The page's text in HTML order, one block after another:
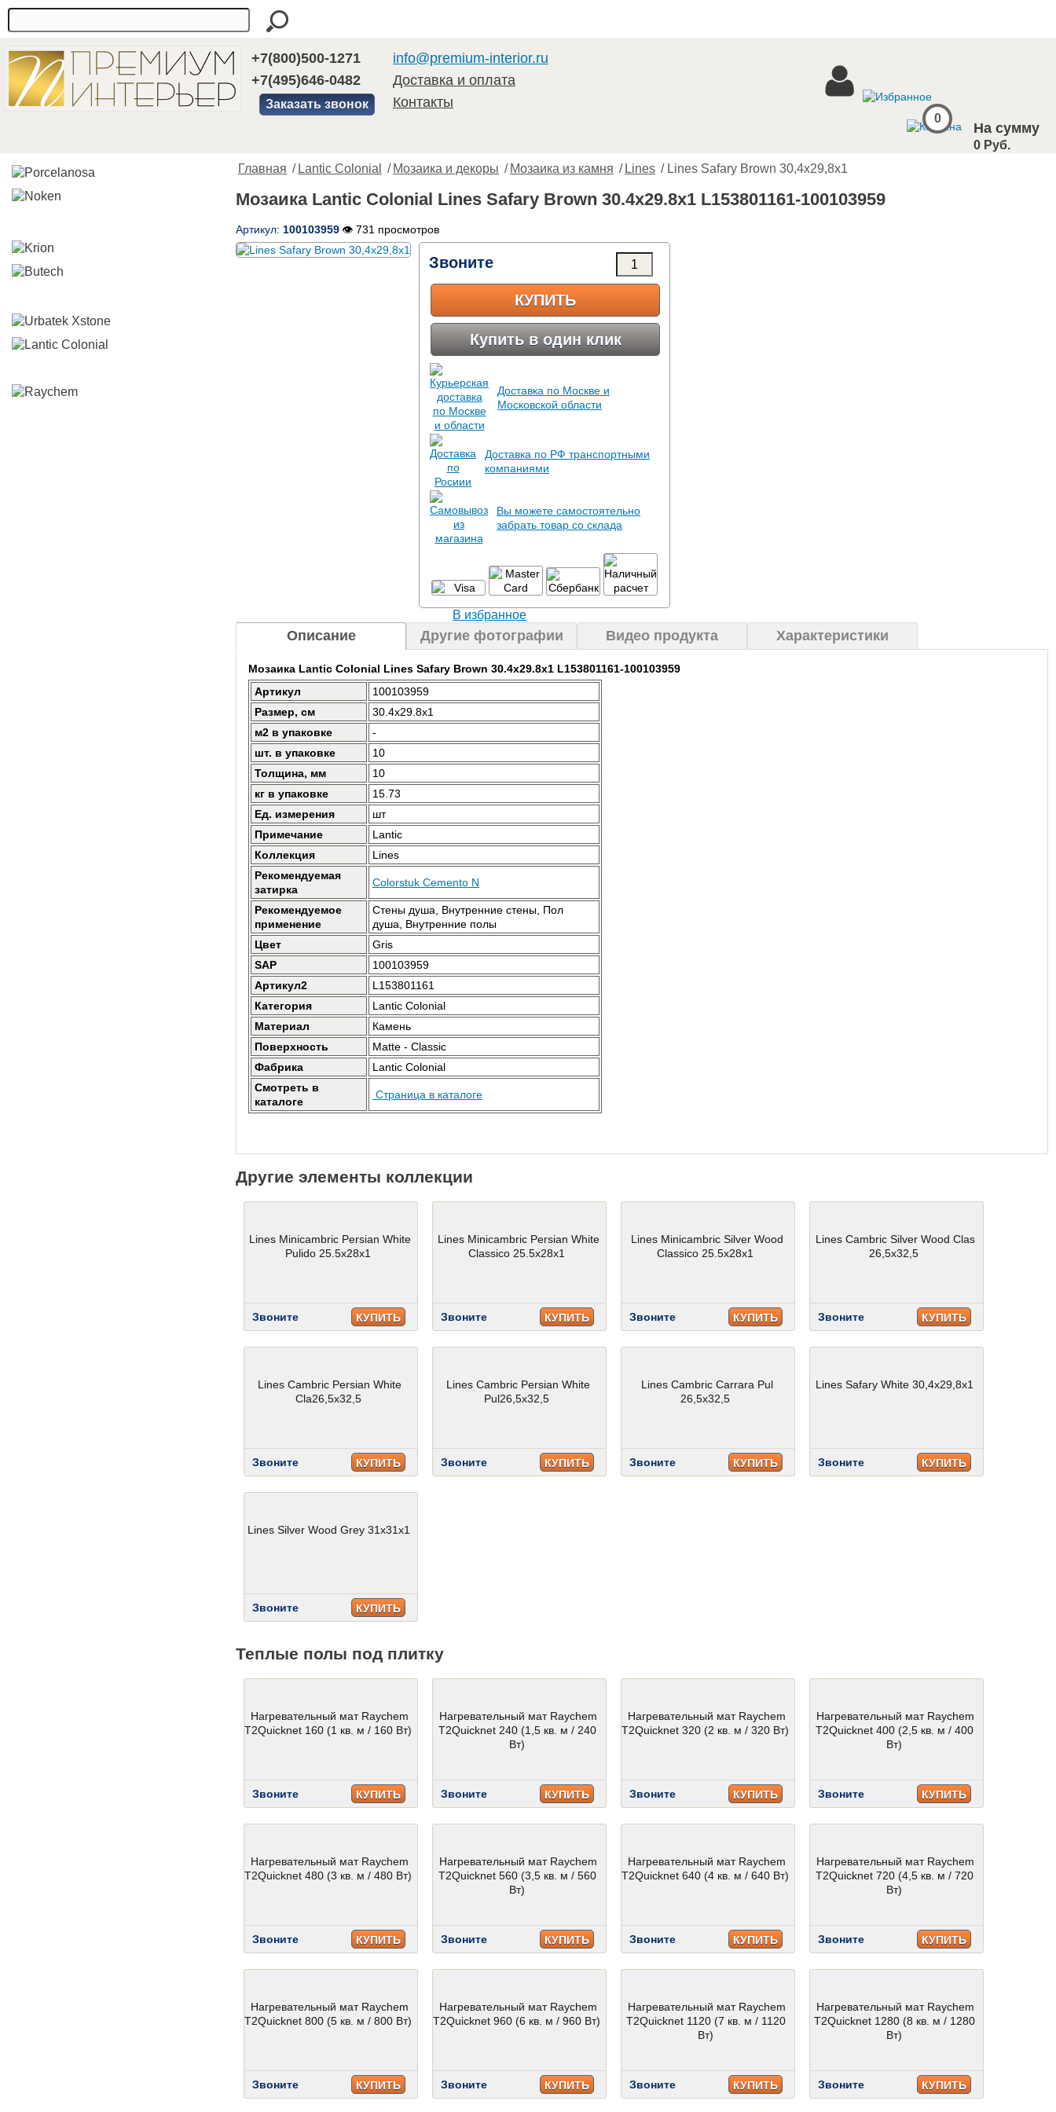
+7(800)500-1271
+7(495)646-0482
Заказать звонок
info@premium-interior.ru
Доставка и оплата
Контакты
0
На сумму
0 Руб.
Главная / Lantic Colonial / Мозаика и декоры / Мозаика из камня / Lines / Lines Safary Brown 30,4x29,8x1
Мозаика Lantic Colonial Lines Safary Brown 30.4x29.8x1 L153801161-100103959
Артикул: 100103959 👁 731 просмотров
Звоните
КУПИТЬ
Купить в один клик
Доставка по Москве и
Московской области
Доставка по РФ транспортными
компаниями
Вы можете самостоятельно
забрать товар со склада
В избранное
Описание Другие фотографии Видео продукта Характеристики
Мозаика Lantic Colonial Lines Safary Brown 30.4x29.8x1 L153801161-100103959
Артикул
100103959
Размер, см
30.4x29.8x1
м2 в упаковке
-
шт. в упаковке
10
Толщина, мм
10
кг в упаковке
15.73
Ед. измерения
шт
Примечание
Lantic
Коллекция
Lines
Рекомендуемая
затирка
Colorstuk Cemento N
Рекомендуемое
применение
Стены душа, Внутренние стены, Пол
душа, Внутренние полы
Цвет
Gris
SAP
100103959
Артикул2
L153801161
Категория
Lantic Colonial
Материал
Камень
Поверхность
Matte - Classic
Фабрика
Lantic Colonial
Смотреть в
каталоге
Страница в каталоге
Другие элементы коллекции
Lines Minicambric Persian White
Pulido 25.5x28x1
Звоните КУПИТЬ
Lines Minicambric Persian White
Classico 25.5x28x1
Звоните КУПИТЬ
Lines Minicambric Silver Wood
Classico 25.5x28x1
Звоните КУПИТЬ
Lines Cambric Silver Wood Clas
26,5x32,5
Звоните КУПИТЬ
Lines Cambric Persian White
Cla26,5x32,5
Звоните КУПИТЬ
Lines Cambric Persian White
Pul26,5x32,5
Звоните КУПИТЬ
Lines Cambric Carrara Pul
26,5x32,5
Звоните КУПИТЬ
Lines Safary White 30,4x29,8x1
Звоните КУПИТЬ
Lines Silver Wood Grey 31x31x1
Звоните КУПИТЬ
Теплые полы под плитку
Нагревательный мат Raychem
T2Quicknet 160 (1 кв. м / 160 Вт)
Звоните КУПИТЬ
Нагревательный мат Raychem
T2Quicknet 240 (1,5 кв. м / 240
Вт)
Звоните КУПИТЬ
Нагревательный мат Raychem
T2Quicknet 320 (2 кв. м / 320 Вт)
Звоните КУПИТЬ
Нагревательный мат Raychem
T2Quicknet 400 (2,5 кв. м / 400
Вт)
Звоните КУПИТЬ
Нагревательный мат Raychem
T2Quicknet 480 (3 кв. м / 480 Вт)
Звоните КУПИТЬ
Нагревательный мат Raychem
T2Quicknet 560 (3,5 кв. м / 560
Вт)
Звоните КУПИТЬ
Нагревательный мат Raychem
T2Quicknet 640 (4 кв. м / 640 Вт)
Звоните КУПИТЬ
Нагревательный мат Raychem
T2Quicknet 720 (4,5 кв. м / 720
Вт)
Звоните КУПИТЬ
Нагревательный мат Raychem
T2Quicknet 800 (5 кв. м / 800 Вт)
Звоните КУПИТЬ
Нагревательный мат Raychem
T2Quicknet 960 (6 кв. м / 960 Вт)
Звоните КУПИТЬ
Нагревательный мат Raychem
T2Quicknet 1120 (7 кв. м / 1120
Вт)
Звоните КУПИТЬ
Нагревательный мат Raychem
T2Quicknet 1280 (8 кв. м / 1280
Вт)
Звоните КУПИТЬ